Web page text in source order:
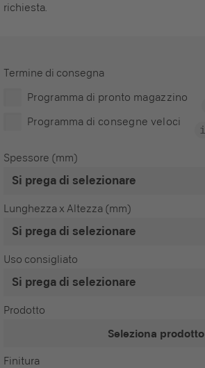
richiesta.
Termine di consegna
Programma di pronto magazzino
Programma di consegne veloci
Spessore (mm)
Lunghezza x Altezza (mm)
Uso consigliato
Prodotto
Seleziona prodotto
Finitura